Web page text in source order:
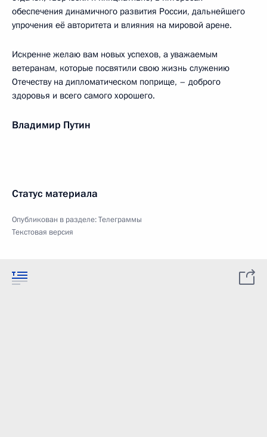
обеспечения динамичного развития России, дальнейшего
упрочения её авторитета и влияния на мировой арене.
Искренне желаю вам новых успехов, а уважаемым
ветеранам, которые посвятили свою жизнь служению
Отечеству на дипломатическом поприще, – доброго
здоровья и всего самого хорошего.
Владимир Путин
Статус материала
Опубликован в разделе:Телеграммы
Текстовая версия